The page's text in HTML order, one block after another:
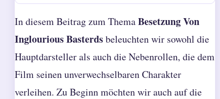
In diesem Beitrag zum ThemaBesetzung Von
Inglourious Basterdsbeleuchten wir sowohl die
Hauptdarsteller als auch die Nebenrollen, die dem
Film seinen unverwechselbaren Charakter
verleihen. Zu Beginn möchten wir auch auf die